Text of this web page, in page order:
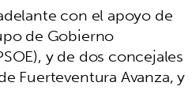
con el apoyo de
de Gobierno
y de dos concejales
Fuerteventura Avanza, y